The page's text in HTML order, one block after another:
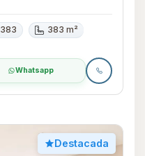
383 383 m²
Whatsapp
Destacada